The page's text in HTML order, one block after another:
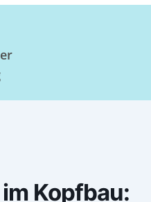
Kopfbau: